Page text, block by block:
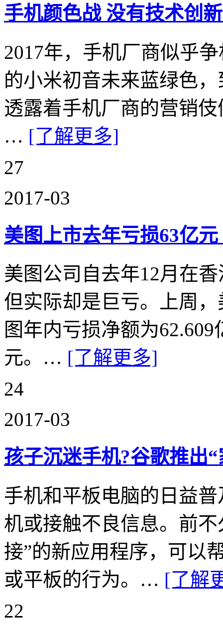
手机颜色战 没有技术创
2017年，手机厂商似乎
的小米初音未来蓝绿色
透露着手机厂商的营销
… [了解更多]
27
2017-03
美图上市去年亏损63亿
美图公司自去年12月在
但实际却是巨亏。上周
图年内亏损净额为
元。… [了解更多]
24
2017-03
孩子沉迷手机?谷歌推出
手机和平板电脑的日益
机或接触不良信息。前
接”的新应用程序，可以
或平板的行为。… [了解
22